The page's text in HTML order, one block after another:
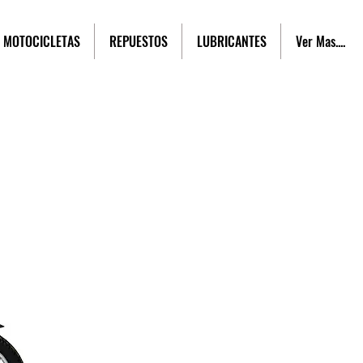
MOTOCICLETAS REPUESTOS LUBRICANTES Ver Mas....